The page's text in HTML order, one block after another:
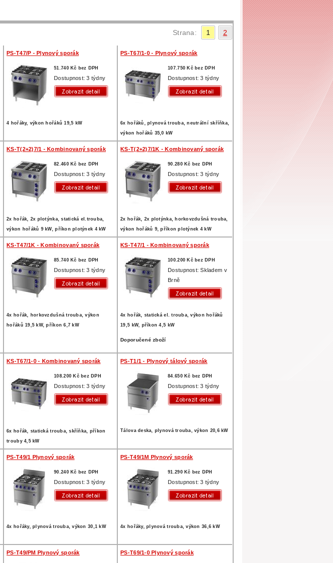
Strana: 1 2
PS-T47/P - Plynový sporák
51.740 Kč bez DPH
Dostupnost: 3 týdny
4 hořáky, výkon hořáků 19,5 kW
PS-T67/1-0 - Plynový sporák
107.750 Kč bez DPH
Dostupnost: 3 týdny
6x hořáků, plynová trouba, neutrální skříňka,
výkon hořáků 35,0 kW
KS-T(2+2)7/1 - Kombinovaný sporák
82.460 Kč bez DPH
Dostupnost: 3 týdny
2x hořák, 2x plotýnka, statická el.trouba,
výkon hořáků 9 kW, příkon plotýnek 4 kW
KS-T(2+2)7/1K - Kombinovaný sporák
90.280 Kč bez DPH
Dostupnost: 3 týdny
2x hořák, 2x plotýnka, horkovzdušná trouba,
výkon hořáků 9, příkon plotýnek 4 kW
KS-T47/1K - Kombinovaný sporák
85.740 Kč bez DPH
Dostupnost: 3 týdny
4x hořák, horkovzdušná trouba, výkon
hořáků 19,5 kW, příkon 6,7 kW
KS-T47/1 - Kombinovaný sporák
100.200 Kč bez DPH
Dostupnost: Skladem v
Brně
4x hořák, statická el. trouba, výkon hořáků
19,5 kW, příkon 4,5 kW
Doporučené zboží
KS-T67/1-0 - Kombinovaný sporák
108.200 Kč bez DPH
Dostupnost: 3 týdny
6x hořák, statická trouba, skříňka, příkon
trouby 4,5 kW
PS-T1/1 - Plynový tálový sporák
84.650 Kč bez DPH
Dostupnost: 3 týdny
Tálova deska, plynová trouba, výkon 20,6 kW
PS-T49/1 Plynový sporák
90.240 Kč bez DPH
Dostupnost: 3 týdny
4x hořáky, plynová trouba, výkon 30,1 kW
PS-T49/1M Plynový sporák
91.290 Kč bez DPH
Dostupnost: 3 týdny
4x hořáky, plynová trouba, výkon 36,6 kW
PS-T49/PM Plynový sporák PS-T69/1-0 Plynový sporák